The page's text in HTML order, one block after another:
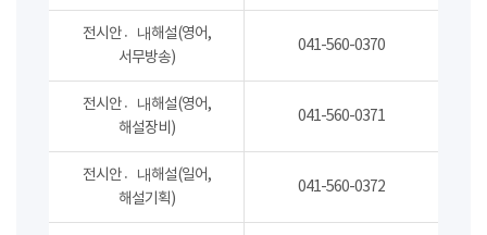
전시안내〮해설(영어,
서무방송)
041-560-0370
전시안내〮해설(영어,
해설장비)
041-560-0371
전시안내〮해설(일어,
해설기획)
041-560-0372